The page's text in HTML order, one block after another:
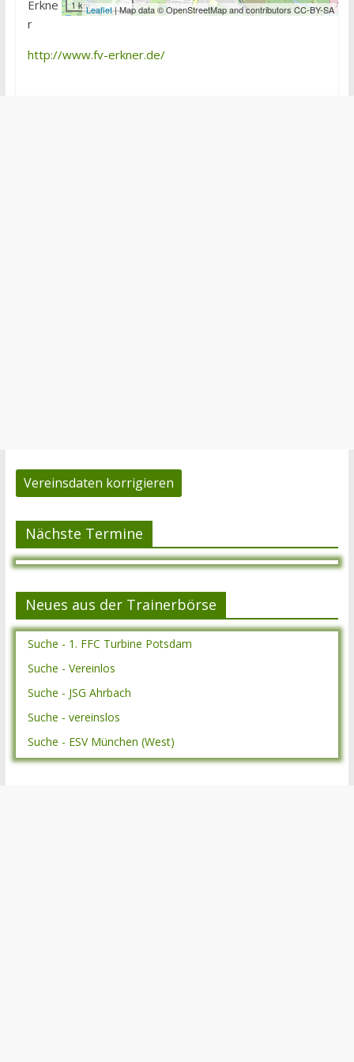
1 kmLeaflet| Map data © OpenStreetMap and contributors CC-BY-SA
Erkne
r
http://www.fv-erkner.de/
Vereinsdaten korrigieren
Nächste Termine
Neues aus der Trainerbörse
Suche - 1. FFC Turbine Potsdam
Suche - Vereinlos
Suche - JSG Ahrbach
Suche - vereinslos
Suche - ESV München (West)